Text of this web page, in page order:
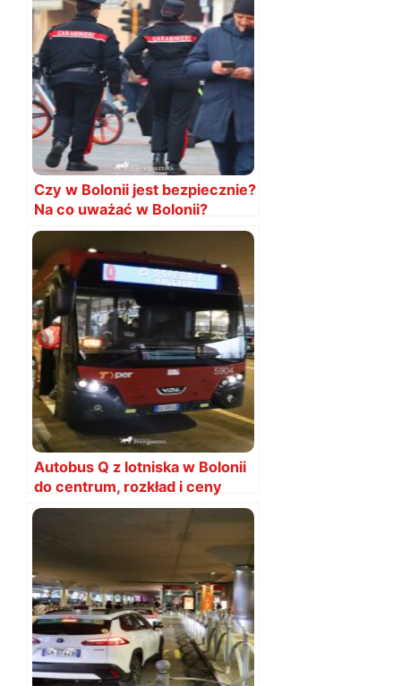
Czy w Bolonii jest bezpiecznie?
Na co uważać w Bolonii?
Autobus Q z lotniska w Bolonii
do centrum, rozkład i ceny
biletów